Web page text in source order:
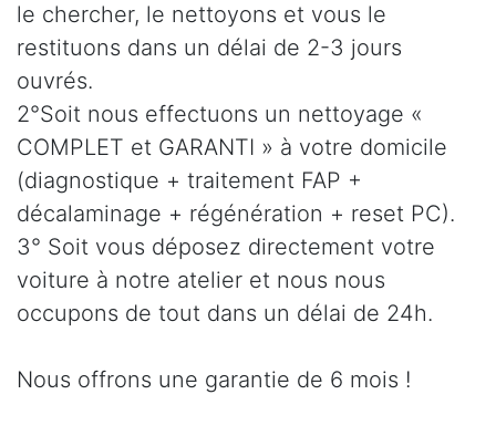
le chercher, le nettoyons et vous le
restituons dans un délai de 2-3 jours
ouvrés.
2°Soit nous effectuons un nettoyage «
COMPLET et GARANTI » à votre domicile
(diagnostique + traitement FAP +
décalaminage + régénération + reset PC).
3° Soit vous déposez directement votre
voiture à notre atelier et nous nous
occupons de tout dans un délai de 24h.
Nous offrons une garantie de 6 mois !